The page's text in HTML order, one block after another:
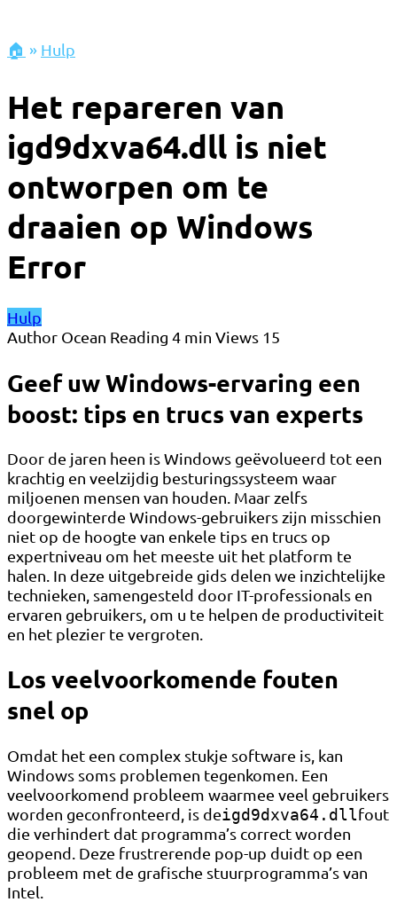
🏠 » Hulp
Het repareren van
igd9dxva64.dll is niet
ontworpen om te
draaien op Windows
Error
Hulp
Author Ocean Reading 4 min Views 15
Geef uw Windows-ervaring een
boost: tips en trucs van experts
Door de jaren heen is Windows geëvolueerd tot een
krachtig en veelzijdig besturingssysteem waar
miljoenen mensen van houden. Maar zelfs
doorgewinterde Windows-gebruikers zijn misschien
niet op de hoogte van enkele tips en trucs op
expertniveau om het meeste uit het platform te
halen. In deze uitgebreide gids delen we inzichtelijke
technieken, samengesteld door IT-professionals en
ervaren gebruikers, om u te helpen de productiviteit
en het plezier te vergroten.
Los veelvoorkomende fouten
snel op
Omdat het een complex stukje software is, kan
Windows soms problemen tegenkomen. Een
veelvoorkomend probleem waarmee veel gebruikers
worden geconfronteerd, is deigd9dxva64.dllfout
die verhindert dat programma’s correct worden
geopend. Deze frustrerende pop-up duidt op een
probleem met de grafische stuurprogramma’s van
Intel.